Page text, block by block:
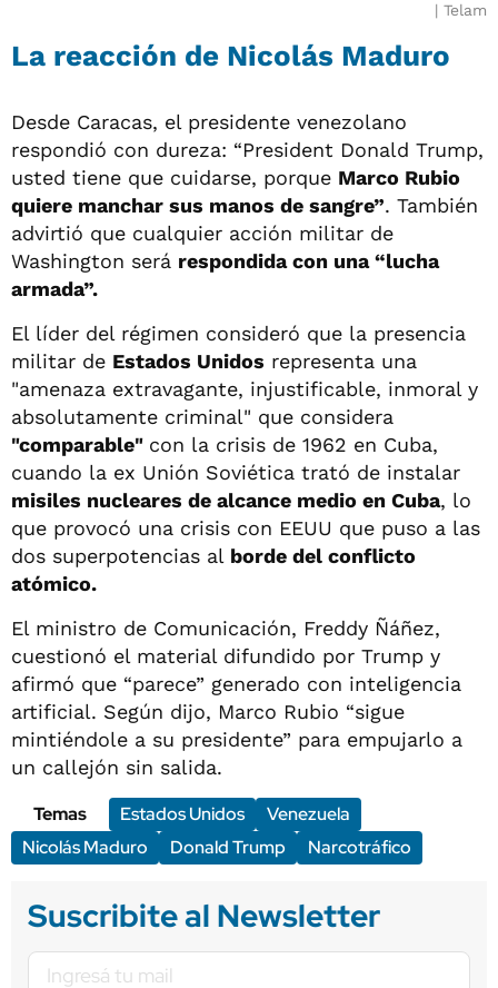
Telam
La reacción de Nicolás Maduro
Desde Caracas, el presidente venezolano
respondió con dureza: “President Donald Trump,
usted tiene que cuidarse, porque Marco Rubio
quiere manchar sus manos de sangre”. También
advirtió que cualquier acción militar de
Washington será respondida con una “lucha
armada”.
El líder del régimen consideró que la presencia
militar de Estados Unidos representa una
"amenaza extravagante, injustificable, inmoral y
absolutamente criminal" que considera
"comparable" con la crisis de 1962 en Cuba,
cuando la ex Unión Soviética trató de instalar
misiles nucleares de alcance medio en Cuba, lo
que provocó una crisis con EEUU que puso a las
dos superpotencias al borde del conflicto
atómico.
El ministro de Comunicación, Freddy Ñáñez,
cuestionó el material difundido por Trump y
afirmó que “parece” generado con inteligencia
artificial. Según dijo, Marco Rubio “sigue
mintiéndole a su presidente” para empujarlo a
un callejón sin salida.
Temas
Estados Unidos
Venezuela
Nicolás Maduro
Donald Trump Narcotráfico
Suscribite al Newsletter